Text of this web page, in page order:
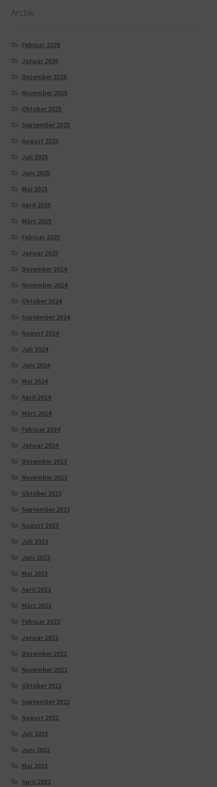
Archiv
Februar 2026
Januar 2026
Dezember 2025
November 2025
Oktober 2025
September 2025
August 2025
Juli 2025
Juni 2025
Mai 2025
April 2025
März 2025
Februar 2025
Januar 2025
Dezember 2024
November 2024
Oktober 2024
September 2024
August 2024
Juli 2024
Juni 2024
Mai 2024
April 2024
März 2024
Februar 2024
Januar 2024
Dezember 2023
November 2023
Oktober 2023
September 2023
August 2023
Juli 2023
Juni 2023
Mai 2023
April 2023
März 2023
Februar 2023
Januar 2023
Dezember 2022
November 2022
Oktober 2022
September 2022
August 2022
Juli 2022
Juni 2022
Mai 2022
April 2022